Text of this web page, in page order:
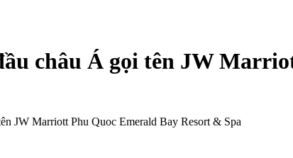
châu Á gọi tên JW
JW Marriott Phu Quoc Emerald Bay Resort & Spa